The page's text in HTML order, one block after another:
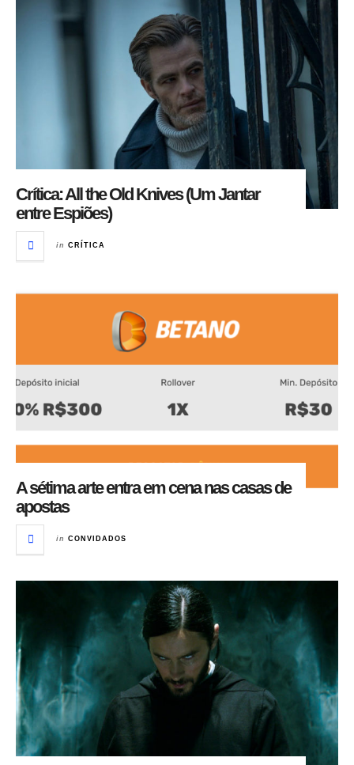
Crítica: All the Old Knives (Um Jantar
entre Espiões)
in CRÍTICA
A sétima arte entra em cena nas casas de
apostas
in CONVIDADOS